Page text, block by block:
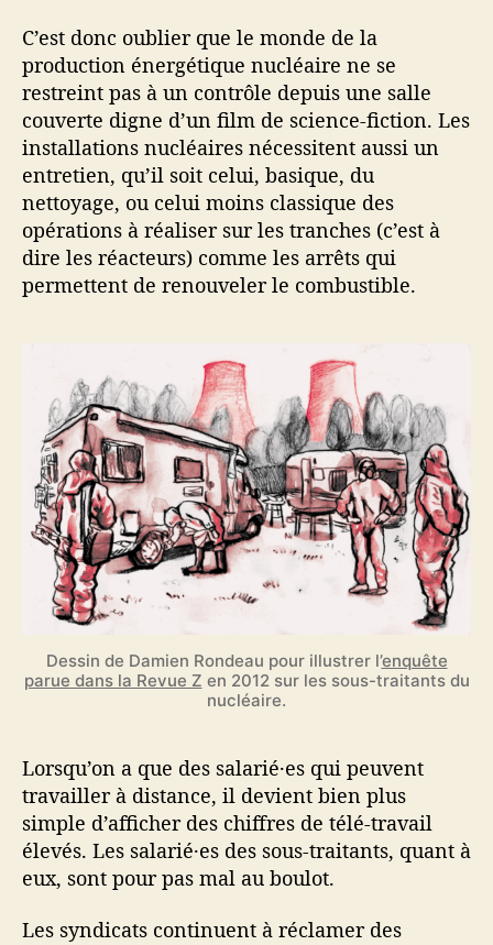
C’est donc oublier que le monde de la
production énergétique nucléaire ne se
restreint pas à un contrôle depuis une salle
couverte digne d’un film de science-fiction. Les
installations nucléaires nécessitent aussi un
entretien, qu’il soit celui, basique, du
nettoyage, ou celui moins classique des
opérations à réaliser sur les tranches (c’est à
dire les réacteurs) comme les arrêts qui
permettent de renouveler le combustible.
Dessin de Damien Rondeau pour illustrer l’enquête
parue dans la Revue Z en 2012 sur les sous-traitants du
nucléaire.
Lorsqu’on a que des salarié·es qui peuvent
travailler à distance, il devient bien plus
simple d’afficher des chiffres de télé-travail
élevés. Les salarié·es des sous-traitants, quant à
eux, sont pour pas mal au boulot.
Les syndicats continuent à réclamer des